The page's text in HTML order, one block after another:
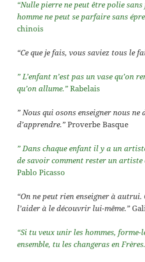
“Nulle pierre ne peut être polie
homme ne peut se parfaire sans
chinois
“Ce que je fais, vous saviez tous le
” L’enfant n’est pas un vase qu’on
qu’on allume.” Rabelais
” Nous qui osons enseigner nous ne
d’apprendre.”Proverbe Basque
” Dans chaque enfant il y a un
de savoir comment rester un artiste
Pablo Picasso
“On ne peut rien enseigner à autrui.
l’aider à le découvrir lui-même.”
“Si tu veux unir les hommes, forme-
ensemble, tu les changeras en